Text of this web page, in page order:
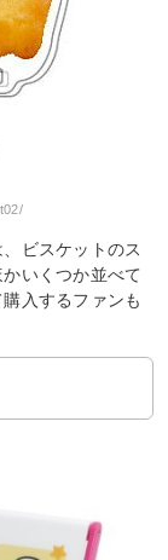
ビスケットのス
いくつか並べて
入するファンも